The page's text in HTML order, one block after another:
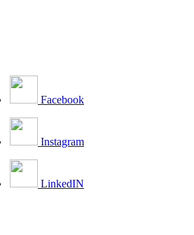
Facebook
Instagram
LinkedIN